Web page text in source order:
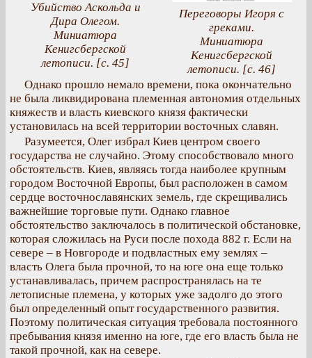
Убийство Аскольда и
Дира Олегом.
Миниатюра
Кенигсбергской
летописи. [с. 45]
Переговоры Игоря с
греками.
Миниатюра
Кенигсбергской
летописи. [с. 46]
Однако прошло немало времени, пока окончательно
не была ликвидирована племенная автономия отдельных
княжеств и власть киевского князя фактически
установилась на всей территории восточных славян.
Разумеется, Олег избрал Киев центром своего
государства не случайно. Этому способствовало много
обстоятельств. Киев, являясь тогда наиболее крупным
городом Восточной Европы, был расположен в самом
сердце восточнославянских земель, где скрещивались
важнейшие торговые пути. Однако главное
обстоятельство заключалось в политической обстановке,
которая сложилась на Руси после похода 882 г. Если на
севере – в Новгороде и подвластных ему землях –
власть Олега была прочной, то на юге она еще только
устанавливалась, причем распространялась на те
летописные племена, у которых уже задолго до этого
был определенный опыт государственного развития.
Поэтому политическая ситуация требовала постоянного
пребывания князя именно на юге, где его власть была не
такой прочной, как на севере.